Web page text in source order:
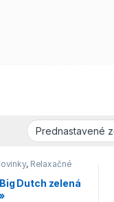
, Relaxačné
Dutch zelená